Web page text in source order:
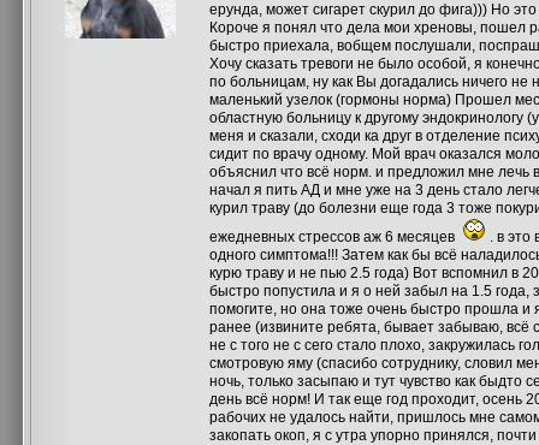
ерунда, может сигарет скурил до фига))) Но
Короче я понял что дела мои хреновы, пошел
быстро приехала, вобщем послушали,
Хочу сказать тревоги не было особой, я
по больницам, ну как Вы догадались ничего
маленький узелок (гормоны норма) Прошел
областную больницу к другому
меня и сказали, сходи ка друг в отделение
сидит по врачу одному. Мой врач оказался
объяснил что всё норм. и предложил мне
начал я пить АД и мне уже на 3 день стало
курил траву (до болезни еще года 3 тоже
ежедневных стрессов аж 6 месяцев
. в это
одного симптома!!! Затем как бы всё
курю траву и не пью 2.5 года) Вот вспомнил в
быстро попустила и я о ней забыл на 1.5 года,
помогите, но она тоже очень быстро прошла и
ранее (извините ребята, бывает забываю, всё
не с того не с сего стало плохо, закружилась
смотровую яму (спасибо сотруднику, словил
ночь, только засыпаю и тут чувство как
день всё норм! И так еще год проходит, осень
рабочих не удалось найти, пришлось мне
закопать окоп, я с утра упорно принялся,